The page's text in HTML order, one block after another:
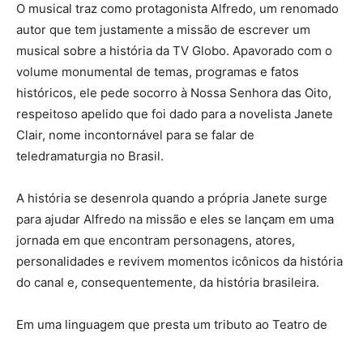
O musical traz como protagonista Alfredo, um renomado
autor que tem justamente a missão de escrever um
musical sobre a história da TV Globo. Apavorado com o
volume monumental de temas, programas e fatos
históricos, ele pede socorro à Nossa Senhora das Oito,
respeitoso apelido que foi dado para a novelista Janete
Clair, nome incontornável para se falar de
teledramaturgia no Brasil.
A história se desenrola quando a própria Janete surge
para ajudar Alfredo na missão e eles se lançam em uma
jornada em que encontram personagens, atores,
personalidades e revivem momentos icônicos da história
do canal e, consequentemente, da história brasileira.
Em uma linguagem que presta um tributo ao Teatro de